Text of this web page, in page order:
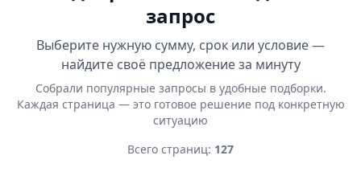
запрос
Выберите нужную сумму, срок или условие —
найдите своё предложение за минуту
Собрали популярные запросы в удобные подборки.
Каждая страница — это готовое решение под конкретную
ситуацию
Всего страниц: 127